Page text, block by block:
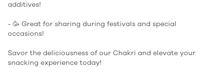
additives!
- 🥳 Great for sharing during festivals and special
occasions!
Savor the deliciousness of our Chakri and elevate your
snacking experience today!